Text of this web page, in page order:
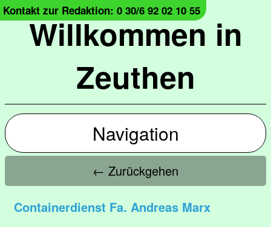
Willkommen in
Zeuthen
Kontakt zur Redaktion: 0 30/6 92 02 10 55
Navigation
← Zurückgehen
Containerdienst Fa. Andreas Marx